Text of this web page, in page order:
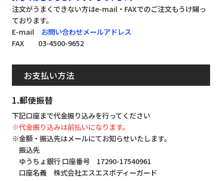
注文がうまくできない方はe-mail・FAXでのご注文もうけ賜っ
ております。
E-mail お問い合わせメールアドレス
FAX 03-4500-9652
お支払い方法
1.郵便振替
下記口座まで代金振り込みを行ってください
※代金振り込みは前払いになります。
※金額・振込先はメールにてお知らせいたします。
振込先
ゆうちょ銀行 口座番号 17290-17540961
口座名義 株式会社エスエスボディーガード